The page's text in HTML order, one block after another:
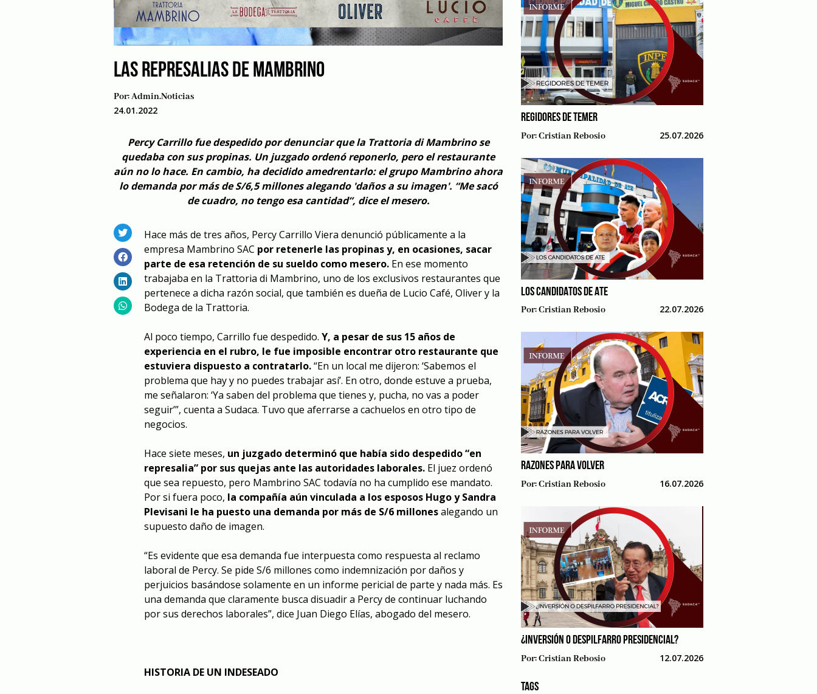
LAS REPRESALIAS DE MAMBRINO
Por:Admin.noticias
24.01.2022
Percy Carrillo fue despedido por denunciar que la Trattoria di Mambrino se
quedaba con sus propinas. Un juzgado ordenó reponerlo, pero el restaurante
aún no lo hace. En cambio, ha decidido amedrentarlo: el grupo Mambrino ahora
lo demanda por más de S/6,5 millones alegando 'daños a su imagen'. “Me sacó
de cuadro, no tengo esa cantidad”, dice el mesero.
Hace más de tres años, Percy Carrillo Viera denunció públicamente a la
empresa Mambrino SAC por retenerle las propinas y, en ocasiones, sacar
parte de esa retención de su sueldo como mesero. En ese momento
trabajaba en la Trattoria di Mambrino, uno de los exclusivos restaurantes que
pertenece a dicha razón social, que también es dueña de Lucio Café, Oliver y la
Bodega de la Trattoria.
Al poco tiempo, Carrillo fue despedido. Y, a pesar de sus 15 años de
experiencia en el rubro, le fue imposible encontrar otro restaurante que
estuviera dispuesto a contratarlo.“En un local me dijeron: ‘Sabemos el
problema que hay y no puedes trabajar así’. En otro, donde estuve a prueba,
me señalaron: ‘Ya saben del problema que tienes y, pucha, no vas a poder
seguir’”, cuenta a Sudaca. Tuvo que aferrarse a cachuelos en otro tipo de
negocios.
Hace siete meses, un juzgado determinó que había sido despedido “en
represalia” por sus quejas ante las autoridades laborales. El juez ordenó
que sea repuesto, pero Mambrino SAC todavía no ha cumplido ese mandato.
Por si fuera poco, la compañía aún vinculada a los esposos Hugo y Sandra
Plevisani le ha puesto una demanda por más de S/6 millonesalegando un
supuesto daño de imagen.
“Es evidente que esa demanda fue interpuesta como respuesta al reclamo
laboral de Percy. Se pide S/6 millones como indemnización por daños y
perjuicios basándose solamente en un informe pericial de parte y nada más. Es
una demanda que claramente busca disuadir a Percy de continuar luchando
por sus derechos laborales”, dice Juan Diego Elías, abogado del mesero.
HISTORIA DE UN INDESEADO
REGIDORES DE TEMER
Por:Cristian Rebosio 25.07.2026
LOS CANDIDATOS DE ATE
Por:Cristian Rebosio 22.07.2026
RAZONES PARA VOLVER
Por:Cristian Rebosio 16.07.2026
¿INVERSIÓN O DESPILFARRO PRESIDENCIAL?
Por:Cristian Rebosio 12.07.2026
TAGS